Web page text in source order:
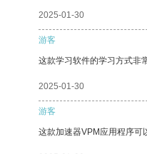
2025-01-30
游客
这款学习软件的学习方式非
2025-01-30
游客
这款加速器VPM应用程序可